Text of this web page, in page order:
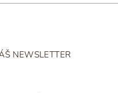
NEWSLETTER